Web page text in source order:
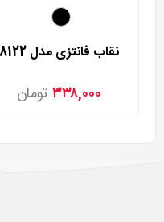
نقاب فانتزی مدل 8122
۳۳۸,۰۰۰ تومان